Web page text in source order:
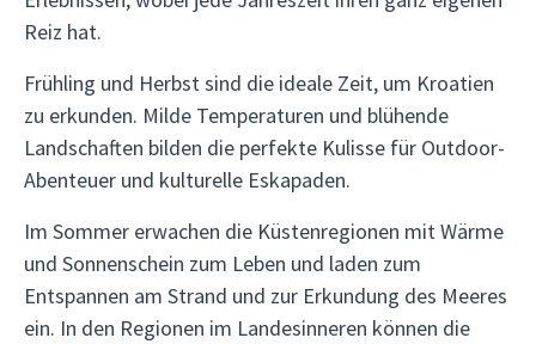
Reiz hat.
Frühling und Herbst sind die ideale Zeit, um Kroatien
zu erkunden. Milde Temperaturen und blühende
Landschaften bilden die perfekte Kulisse für Outdoor-
Abenteuer und kulturelle Eskapaden.
Im Sommer erwachen die Küstenregionen mit Wärme
und Sonnenschein zum Leben und laden zum
Entspannen am Strand und zur Erkundung des Meeres
ein. In den Regionen im Landesinneren können die